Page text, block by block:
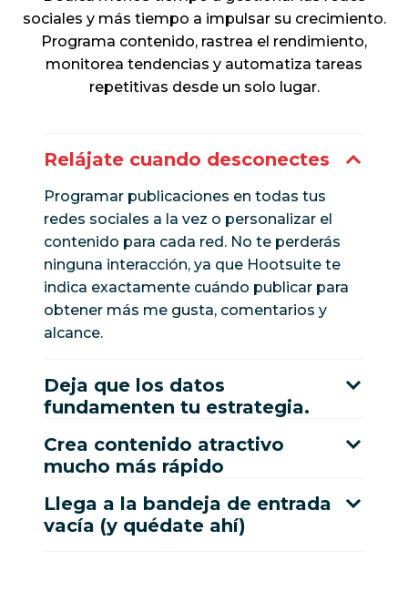
sociales y más tiempo a impulsar su crecimiento.
Programa contenido, rastrea el rendimiento,
monitorea tendencias y automatiza tareas
repetitivas desde un solo lugar.
Relájate cuando desconectes
Programar publicaciones en todas tus
redes sociales a la vez o personalizar el
contenido para cada red. No te perderás
ninguna interacción, ya que Hootsuite te
indica exactamente cuándo publicar para
obtener más me gusta, comentarios y
alcance.
Deja que los datos
fundamenten tu estrategia.
Crea contenido atractivo
mucho más rápido
Llega a la bandeja de entrada
vacía (y quédate ahí)